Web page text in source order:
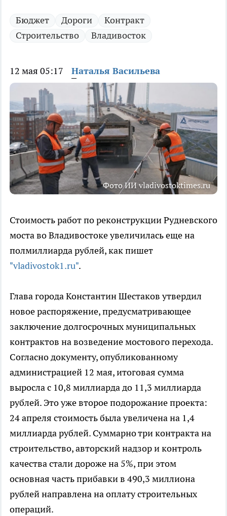
Бюджет Дороги
Контракт
Строительство
Владивосток
12 мая 05:17 Наталья Васильева
Фото ИИ vladivostoktimes.ru
Стоимость работ по реконструкции Рудневского
моста во Владивостоке увеличилась еще на
полмиллиарда рублей, как пишет
"vladivostok1.ru".
Глава города Константин Шестаков утвердил
новое распоряжение, предусматривающее
заключение долгосрочных муниципальных
контрактов на возведение мостового перехода.
Согласно документу, опубликованному
администрацией 12 мая, итоговая сумма
выросла с 10,8 миллиарда до 11,3 миллиарда
рублей. Это уже второе подорожание проекта:
24 апреля стоимость была увеличена на 1,4
миллиарда рублей. Суммарно три контракта на
строительство, авторский надзор и контроль
качества стали дороже на 5%, при этом
основная часть прибавки в 490,3 миллиона
рублей направлена на оплату строительных
операций.